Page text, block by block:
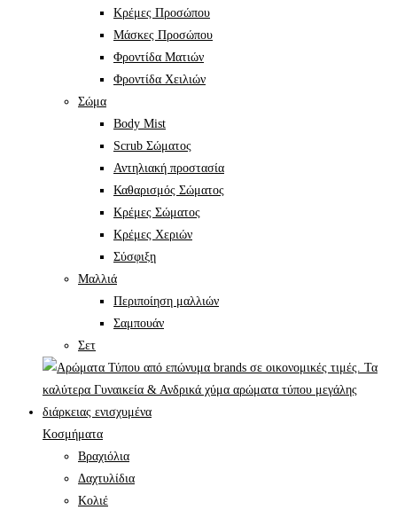
Κρέμες Προσώπου
Μάσκες Προσώπου
Φροντίδα Ματιών
Φροντίδα Χειλιών
Σώμα
Body Mist
Scrub Σώματος
Αντηλιακή προστασία
Καθαρισμός Σώματος
Κρέμες Σώματος
Κρέμες Χεριών
Σύσφιξη
Mαλλιά
Περιποίηση μαλλιών
Σαμπουάν
Σετ
Κοσμήματα
Βραχιόλια
Δαχτυλίδια
Κολιέ